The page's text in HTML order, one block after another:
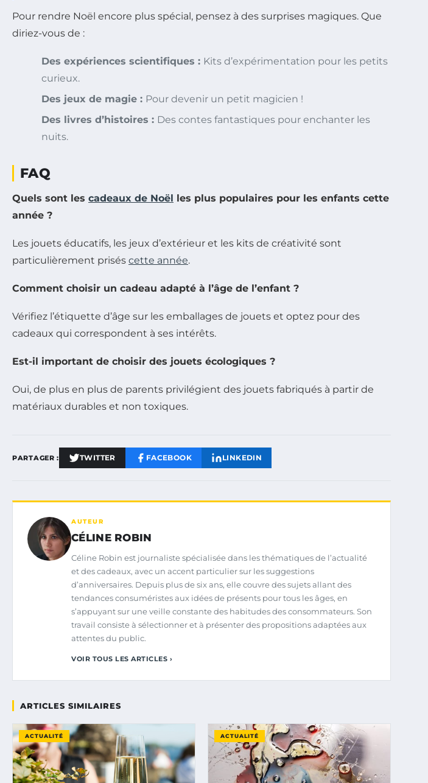
Pour rendre Noël encore plus spécial, pensez à des surprises magiques. Que
diriez-vous de :
Des expériences scientifiques : Kits d’expérimentation pour les petits
curieux.
Des jeux de magie : Pour devenir un petit magicien !
Des livres d’histoires : Des contes fantastiques pour enchanter les
nuits.
FAQ
Quels sont les cadeaux de Noël les plus populaires pour les enfants cette
année ?
Les jouets éducatifs, les jeux d’extérieur et les kits de créativité sont
particulièrement prisés cette année.
Comment choisir un cadeau adapté à l’âge de l’enfant ?
Vérifiez l’étiquette d’âge sur les emballages de jouets et optez pour des
cadeaux qui correspondent à ses intérêts.
Est-il important de choisir des jouets écologiques ?
Oui, de plus en plus de parents privilégient des jouets fabriqués à partir de
matériaux durables et non toxiques.
PARTAGER : TWITTER FACEBOOK LINKEDIN
AUTEUR
CÉLINE ROBIN
Céline Robin est journaliste spécialisée dans les thématiques de l’actualité
et des cadeaux, avec un accent particulier sur les suggestions
d’anniversaires. Depuis plus de six ans, elle couvre des sujets allant des
tendances consuméristes aux idées de présents pour tous les âges, en
s’appuyant sur une veille constante des habitudes des consommateurs. Son
travail consiste à sélectionner et à présenter des propositions adaptées aux
attentes du public.
VOIR TOUS LES ARTICLES ›
ARTICLES SIMILAIRES
ACTUALITÉ ACTUALITÉ